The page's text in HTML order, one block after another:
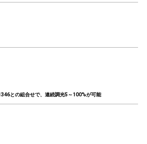
との組合せで、連続調光5～100%が可能